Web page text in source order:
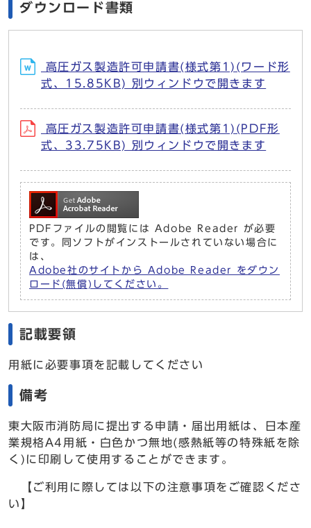
ダウンロード書類
高圧ガス製造許可申請書(様式第1)(ワード形
式、15.85KB) 別ウィンドウで開きます
高圧ガス製造許可申請書(様式第1)(PDF形
式、33.75KB) 別ウィンドウで開きます
PDFファイルの閲覧には Adobe Reader が必要
です。同ソフトがインストールされていない場合に
は、
Adobe社のサイトから Adobe Reader をダウン
ロード(無償)してください。
記載要領
用紙に必要事項を記載してください
備考
東大阪市消防局に提出する申請・届出用紙は、日本産
業規格A4用紙・白色かつ無地(感熱紙等の特殊紙を除
く)に印刷して使用することができます。
【ご利用に際しては以下の注意事項をご確認くださ
い】